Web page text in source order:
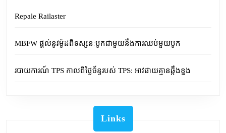
Repale Railaster
MBFW ផ្តល់នូវម៉ូដពីទស្សនៈបូកជាមួយនឹងការឈប់មួយបូក
របាយការណ៍ TPS កាលពីថ្ងៃច័ន្ទរបស់ TPS: អាវផាយគ្មានឆ្អឹងខ្នង
Links